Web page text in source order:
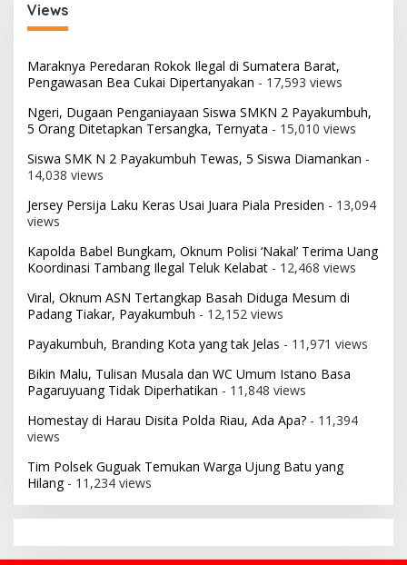
Views
Maraknya Peredaran Rokok Ilegal di Sumatera Barat,
Pengawasan Bea Cukai Dipertanyakan - 17,593 views
Ngeri, Dugaan Penganiayaan Siswa SMKN 2 Payakumbuh,
5 Orang Ditetapkan Tersangka, Ternyata - 15,010 views
Siswa SMK N 2 Payakumbuh Tewas, 5 Siswa Diamankan -
14,038 views
Jersey Persija Laku Keras Usai Juara Piala Presiden - 13,094
views
Kapolda Babel Bungkam, Oknum Polisi ‘Nakal’ Terima Uang
Koordinasi Tambang Ilegal Teluk Kelabat - 12,468 views
Viral, Oknum ASN Tertangkap Basah Diduga Mesum di
Padang Tiakar, Payakumbuh - 12,152 views
Payakumbuh, Branding Kota yang tak Jelas - 11,971 views
Bikin Malu, Tulisan Musala dan WC Umum Istano Basa
Pagaruyuang Tidak Diperhatikan - 11,848 views
Homestay di Harau Disita Polda Riau, Ada Apa? - 11,394
views
Tim Polsek Guguak Temukan Warga Ujung Batu yang
Hilang- 11,234 views